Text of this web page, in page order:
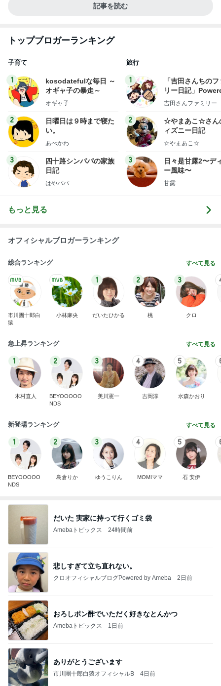
記事を読む
トップブロガーランキング
子育て
1
kosodatefulな毎日 ～
オギャ子の暴走～
オギャ子
2
日曜日は９時まで寝た
い。
あべかわ
3
四十路シンパパの家族
日記
はやパパ
旅行
1
「吉田さんちの
リー日記」
y Ameba 吉田さ
ログ
吉田さんファミリー
2
☆やまあこ☆さん
ィズニー日記
☆やまあこ☆
3
日々是甘露2〜デ
ー風味〜
甘露
もっと見る
オフィシャルブロガーランキング
総合ランキング すべて見る
市川團十郎白
猿
小林麻央
1
だいたひかる
2
桃
3
クロ
急上昇ランキング すべて見る
1
木村直人
2
BEYOOOOO
NDS
3
美川憲一
4
吉岡淳
5
水森かおり
新登場ランキング すべて見る
1
BEYOOOOO
NDS
2
島倉りか
3
ゆうこりん
4
MOMIママ
5
石 安伊
だいた 実家に持って行くゴミ袋
Amebaトピックス 24時間前
悲しすぎて立ち直れない。
クロオフィシャルブログPowered by Ameba 2日前
おろしポン酢でいただく好きなとんかつ
Amebaトピックス 1日前
ありがとうございます
市川團十郎白猿オフィシャルB 4日前